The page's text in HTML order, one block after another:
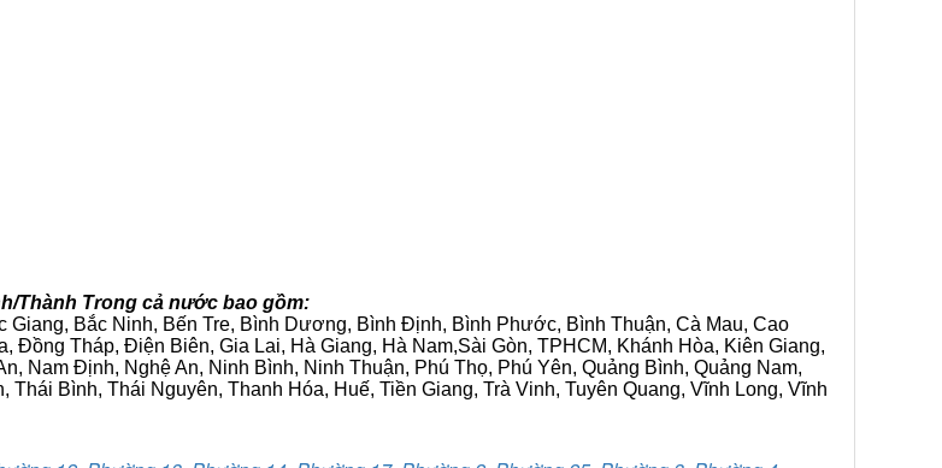
Thành Trong cả nước bao gồm:
Giang, Bắc Ninh, Bến Tre, Bình Dương, Bình Định, Bình Phước, Bình Thuận, Cà Mau, Cao
Tháp, Điện Biên, Gia Lai, Hà Giang, Hà Nam,Sài Gòn, TPHCM, Khánh Hòa, Kiên Giang,
Nam Định, Nghệ An, Ninh Bình, Ninh Thuận, Phú Thọ, Phú Yên, Quảng Bình, Quảng Nam,
Bình, Thái Nguyên, Thanh Hóa, Huế, Tiền Giang, Trà Vinh, Tuyên Quang, Vĩnh Long, Vĩnh